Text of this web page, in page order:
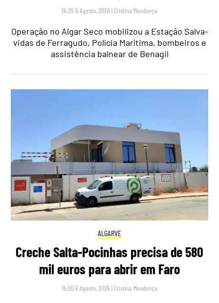
16:25 6 Agosto, 2026 | Cristina Mendonça
Operação no Algar Seco mobilizou a Estação Salva-
vidas de Ferragudo, Polícia Marítima, bombeiros e
assistência balnear de Benagil
ALGARVE
Creche Salta-Pocinhas precisa de 580
mil euros para abrir em Faro
15:50 6 Agosto, 2026 | Cristina Mendonça